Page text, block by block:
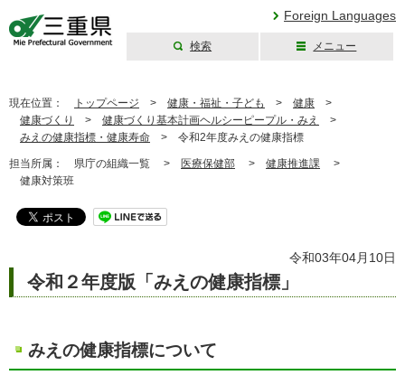
Foreign Languages
検索 メニュー
現在位置： トップページ > 健康・福祉・子ども > 健康 >
健康づくり
> 健康づくり基本計画ヘルシーピープル・みえ
>
みえの健康指標・健康寿命 > 令和2年度みえの健康指標
担当所属： 県庁の組織一覧 > 医療保健部 > 健康推進課 >
健康対策班
令和03年04月10日
令和２年度版「みえの健康指標」
みえの健康指標について